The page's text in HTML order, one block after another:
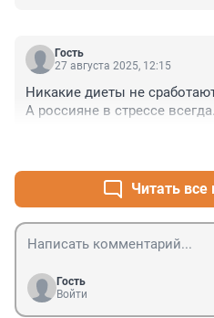
можно, не только можно, но
публиковать заведомо
подобного рода
Гость
27 августа 2025, 12:15
Никакие диеты не
А россияне в стрессе всегда.
Читать
Гость
Войти